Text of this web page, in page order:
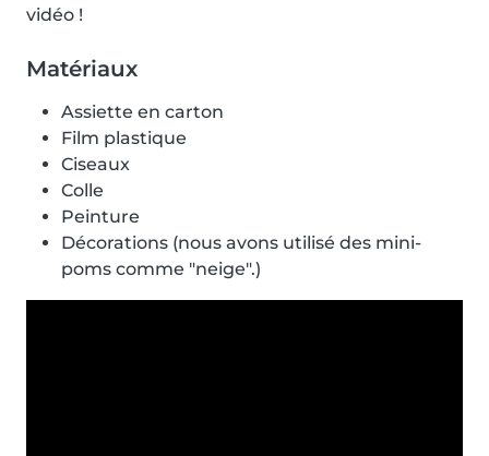
vidéo !
Matériaux
Assiette en carton
Film plastique
Ciseaux
Colle
Peinture
Décorations (nous avons utilisé des mini-
poms comme "neige".)